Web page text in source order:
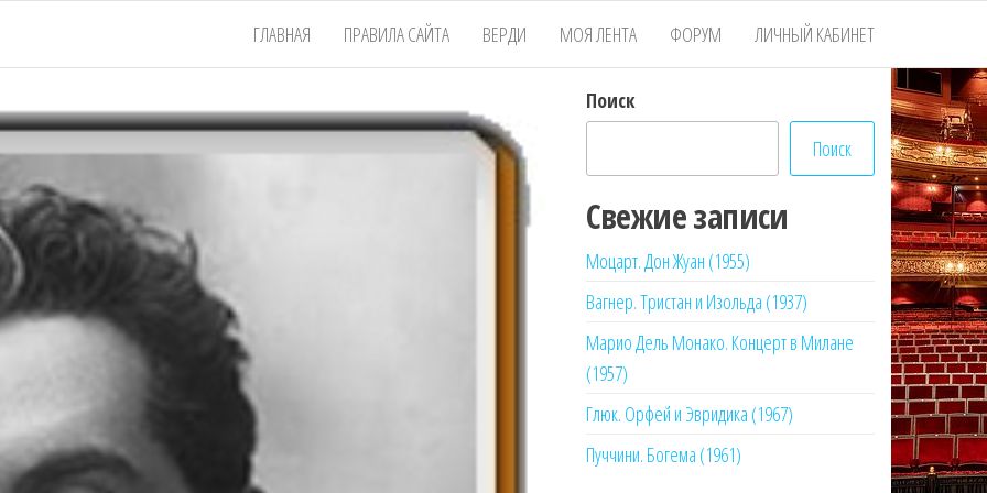
ГЛАВНАЯ ПРАВИЛА САЙТА ВЕРДИ МОЯ ЛЕНТА ФОРУМ ЛИЧНЫЙ КАБИНЕТ
Поиск
Поиск
Свежие записи
Моцарт. Дон Жуан (1955)
Вагнер. Тристан и Изольда (1937)
Марио Дель Монако. Концерт в Милане
(1957)
Глюк. Орфей и Эвридика (1967)
Пуччини. Богема (1961)